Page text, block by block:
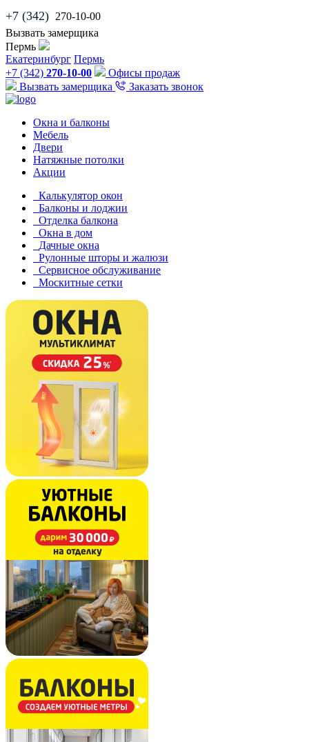
+7 (342) 270-10-00
Вызвать замерщика
Пермь
Екатеринбург Пермь
+7 (342) 270-10-00
Офисы продаж
Вызвать замерщика
Заказать звонок
Окна и балконы
Мебель
Двери
Натяжные потолки
Акции
Калькулятор окон
Балконы и лоджии
Отделка балкона
Окна в дом
Дачные окна
Рулонные шторы и жалюзи
Сервисное обслуживание
Москитные сетки